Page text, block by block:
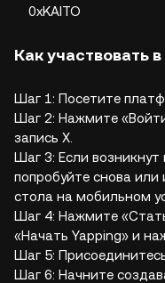
0xKAITO
Как участвовать
Шаг 1: Посетите
Шаг 2: Нажмите
запись X.
Шаг 3: Если
попробуйте снова или
стола на мобильном
Шаг 4: Нажмите
«Начать Yapping» и
Шаг 5:
Шаг 6: Начните